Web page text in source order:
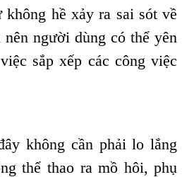
không hề xảy ra sai sót về
người dùng có thể yên
sắp xếp các công việc
không cần phải lo lắng
thể thao ra mồ hôi, phụ